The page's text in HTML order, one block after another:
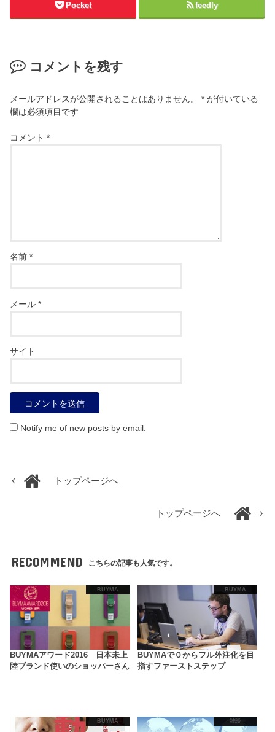
Pocket feedly
コメントを残す
メールアドレスが公開されることはありません。 * が付いている
欄は必須項目です
コメント*
名前*
メール*
サイト
Notify me of new posts by email.
トップページへ
トップページへ
RECOMMEND こちらの記事も人気です。
BUYMA
BUYMAアワード2016 日本未上
陸ブランド使いのショッパーさん
BUYMA
BUYMAで０からフル外注化を目
指すファーストステップ
BUYMA 雑談